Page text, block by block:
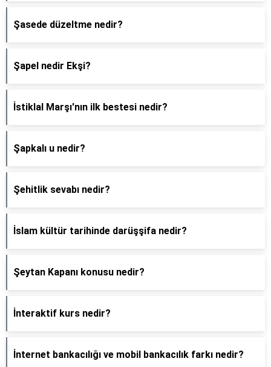
Şasede düzeltme nedir?
Şapel nedir Ekşi?
İstiklal Marşı'nın ilk bestesi nedir?
Şapkalı u nedir?
Şehitlik sevabı nedir?
İslam kültür tarihinde darüşşifa nedir?
Şeytan Kapanı konusu nedir?
İnteraktif kurs nedir?
İnternet bankacılığı ve mobil bankacılık farkı nedir?